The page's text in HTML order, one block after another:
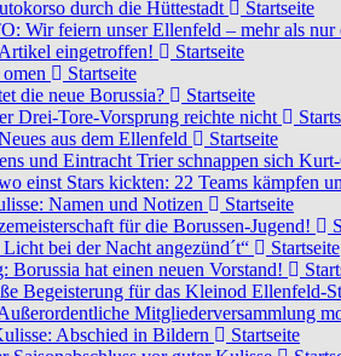
durch die Hüttestadt
Startseite
Wir feiern unser Ellenfeld – mehr als nur
eingetroffen!
Startseite
Startseite
die neue Borussia?
Startseite
Drei-Tore-Vorsprung reichte nicht
aus dem Ellenfeld
Startseite
und Eintracht Trier schnappen sich
einst Stars kickten: 22 Teams kämpfen
Namen und Notizen
Startseite
für die Borussen-Jugend!
bei der Nacht angezünd´t“
Startseite
Borussia hat einen neuen Vorstand!
Begeisterung für das Kleinod Ellenfeld-
Mitgliederversammlung
Abschied in Bildern
Startseite